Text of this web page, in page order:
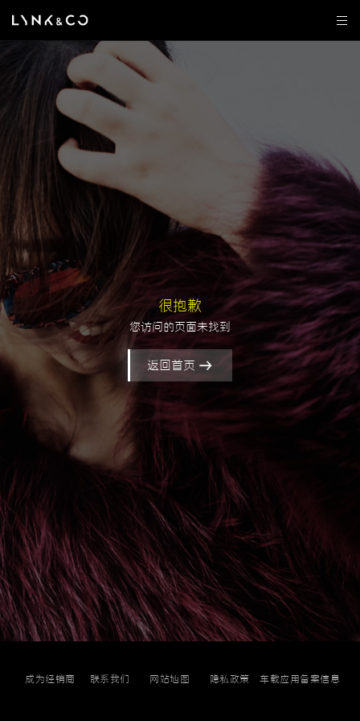
很抱歉
您访问的页面未找到
返回首页
成为经销商 联系我们 网站地图 隐私政策 车载应用备案信息